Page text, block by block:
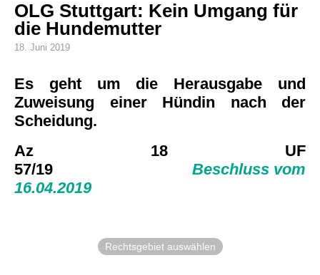
OLG Stuttgart: Kein Umgang für
die Hundemutter
18. Juni 2019
Es geht um die Herausgabe und
Zuweisung einer Hündin nach der
Scheidung.
Az 18 UF
57/19 Beschluss vom
16.04.2019
Rechtsgebiet auswählen